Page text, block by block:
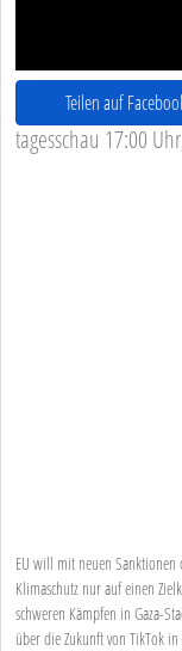
Teilen auf
tagesschau 17:00
EU will mit neuen Sanktionen
Klimaschutz nur auf einen
schweren Kämpfen in Gaza-
über die Zukunft von TikTok